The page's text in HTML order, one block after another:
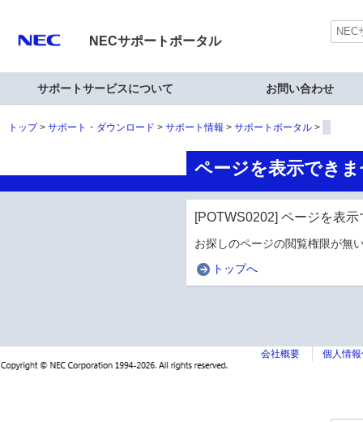
NECサポートポータル
サポートサービスについて お問い合わせ
トップ サポート・ダウンロード サポート情報 サポートポータル
ページを表示でき
[POTWS0202] ページを表
お探しのページの閲覧権限が無
トップへ
会社概要 個人情